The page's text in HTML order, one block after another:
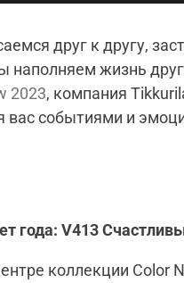
друг к другу,
жизнь друг
2023, компания
вас событиями и
года: V413
коллекции Color